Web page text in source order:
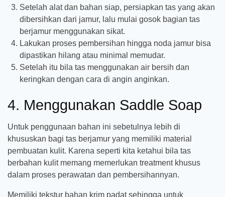
Setelah alat dan bahan siap, persiapkan tas yang akan
dibersihkan dari jamur, lalu mulai gosok bagian tas
berjamur menggunakan sikat.
Lakukan proses pembersihan hingga noda jamur bisa
dipastikan hilang atau minimal memudar.
Setelah itu bila tas menggunakan air bersih dan
keringkan dengan cara di angin anginkan.
4. Menggunakan Saddle Soap
Untuk penggunaan bahan ini sebetulnya lebih di
khususkan bagi tas berjamur yang memiliki material
pembuatan kulit. Karena seperti kita ketahui bila tas
berbahan kulit memang memerlukan treatment khusus
dalam proses perawatan dan pembersihannyan.
Memiliki tekstur bahan krim padat sehingga untuk